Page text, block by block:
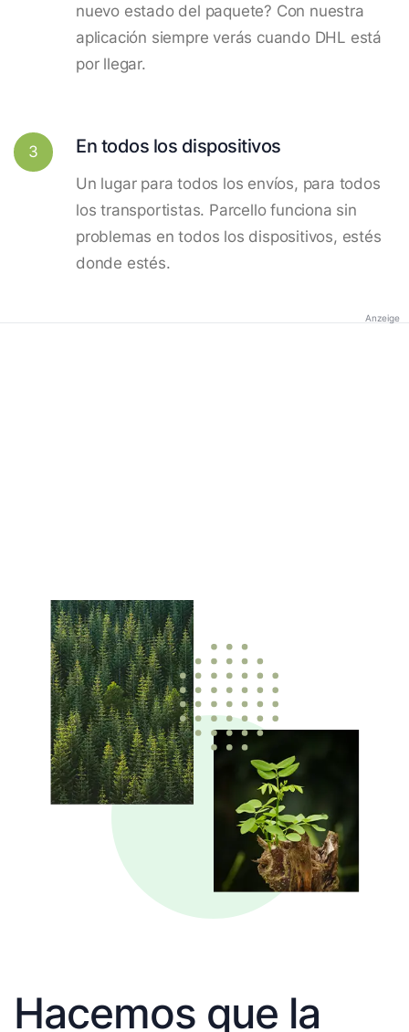
nuevo estado del paquete? Con nuestra
aplicación siempre verás cuando DHL está
por llegar.
3 En todos los dispositivos
Un lugar para todos los envíos, para todos
los transportistas. Parcello funciona sin
problemas en todos los dispositivos, estés
donde estés.
Anzeige
Hacemos que la